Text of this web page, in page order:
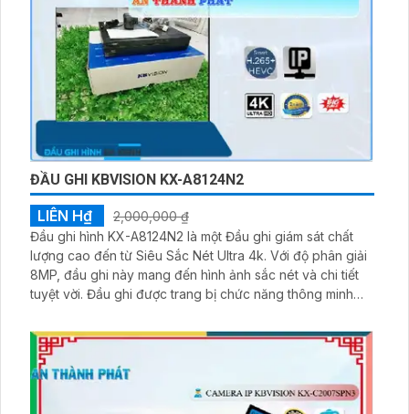
ĐẦU GHI KBVISION KX-A8124N2
LIÊN H₫
2,000,000 ₫
Đầu ghi hình KX-A8124N2 là một Đầu ghi giám sát chất
lượng cao đến từ Siêu Sắc Nét Ultra 4k. Với độ phân giải
8MP, đầu ghi này mang đến hình ảnh sắc nét và chi tiết
tuyệt vời. Đầu ghi được trang bị chức năng thông minh
giám sát khác